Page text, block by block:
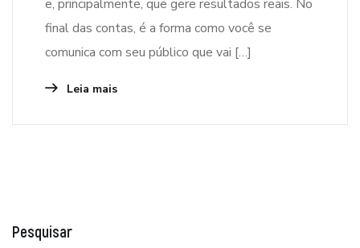
e, principalmente, que gere resultados reais. No
final das contas, é a forma como você se
comunica com seu público que vai […]
Leia mais
Pesquisar